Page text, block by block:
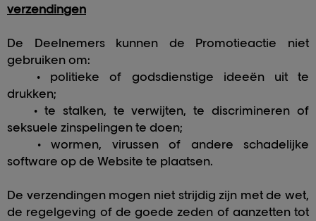
verzendingen
De Deelnemers kunnen de Promotieactie niet
gebruiken om:
• politieke of godsdienstige ideeën uit te
drukken;
• te stalken, te verwijten, te discrimineren of
seksuele zinspelingen te doen;
• wormen, virussen of andere schadelijke
software op de Website te plaatsen.
De verzendingen mogen niet strijdig zijn met de wet,
de regelgeving of de goede zeden of aanzetten tot